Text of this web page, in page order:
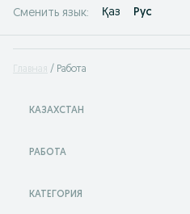
Сменить язык: Қаз Рус
Главная Работа
КАЗАХСТАН
РАБОТА
КАТЕГОРИЯ